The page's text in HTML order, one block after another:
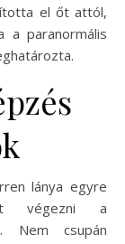
el őt attól,
a paranormális
lánya egyre
végezni a
Nem csupán